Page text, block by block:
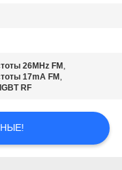
26MHz FM ,
17mA FM ,
RF